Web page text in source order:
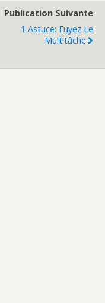
Publication Suivante
1 Astuce: Fuyez Le
Multitâche